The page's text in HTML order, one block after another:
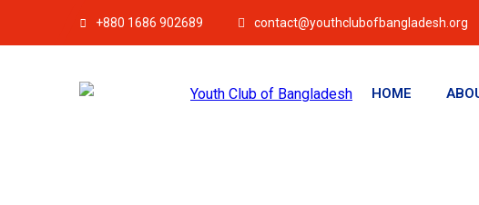
+880 1686 902689 contact@youthclubofbangladesh.org
HOME